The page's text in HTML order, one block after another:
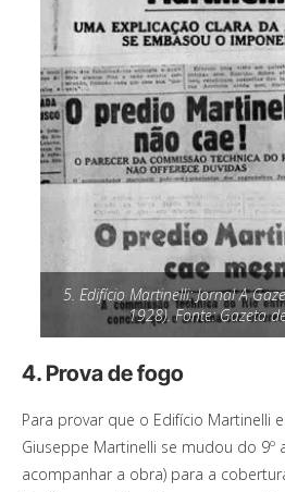
5. Edifício Martinelli: Jornal A
1928). Fonte: Gazeta
4. Prova de fogo
Para provar que o Edifício Martinelli
Giuseppe Martinelli se mudou do 9º
acompanhar a obra) para a